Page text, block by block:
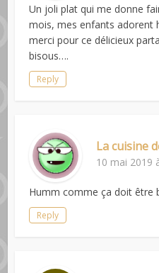
Un joli plat qui me donne
mois, mes enfants adorent
merci pour ce délicieux
bisous….
Reply
La cuisine
10 mai 2019
Humm comme ça doit être
Reply